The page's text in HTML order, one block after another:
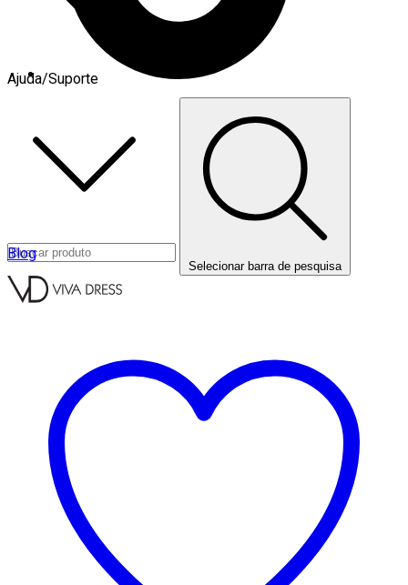
Ajuda/Suporte
Blog
Selecionar barra de pesquisa